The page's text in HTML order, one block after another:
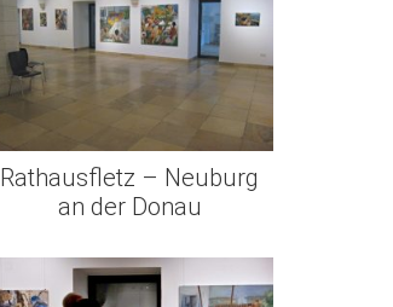
Rathausfletz – Neuburg
an der Donau